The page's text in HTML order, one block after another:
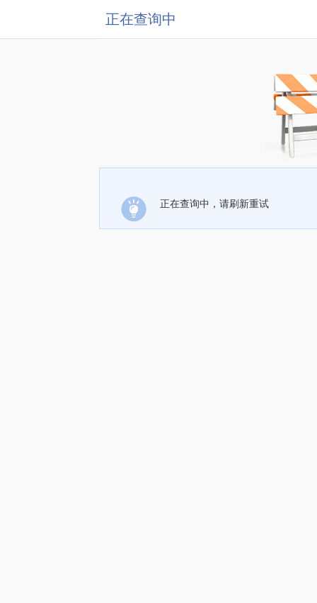
正在查询中
正在查询中，请刷新重试